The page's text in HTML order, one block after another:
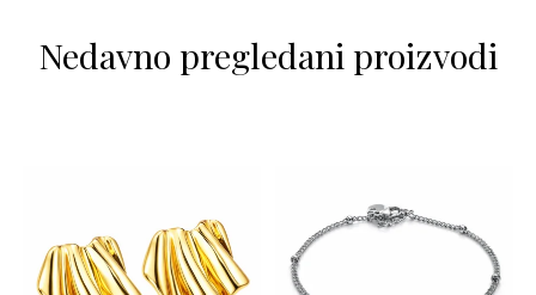
Nedavno pregledani proizvodi